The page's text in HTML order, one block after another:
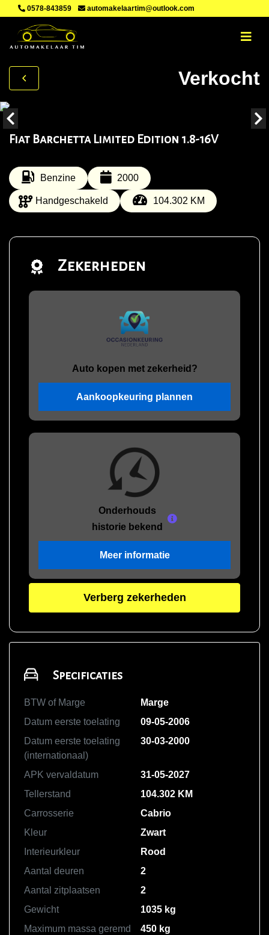
0578-843859 automakelaartim@outlook.com
Verkocht
Fiat Barchetta Limited Edition 1.8-16V
Benzine 2000
Handgeschakeld 104.302 KM
Zekerheden
Auto kopen met zekerheid?
Aankoopkeuring plannen
Onderhouds
historie bekend
Meer informatie
Verberg zekerheden
Specificaties
BTW of Marge
Marge
Datum eerste toelating
09-05-2006
Datum eerste toelating
(internationaal)
30-03-2000
APK vervaldatum
31-05-2027
Tellerstand
104.302 KM
Carrosserie
Cabrio
Kleur
Zwart
Interieurkleur
Rood
Aantal deuren
2
Aantal zitplaatsen
2
Gewicht
1035 kg
Maximum massa geremd
450 kg